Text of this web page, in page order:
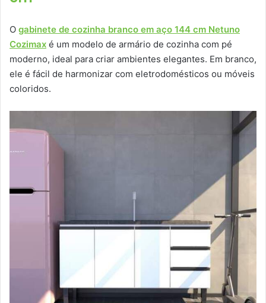
O gabinete de cozinha branco em aço 144 cm Netuno
Cozimax é um modelo de armário de cozinha com pé
moderno, ideal para criar ambientes elegantes. Em branco,
ele é fácil de harmonizar com eletrodomésticos ou móveis
coloridos.